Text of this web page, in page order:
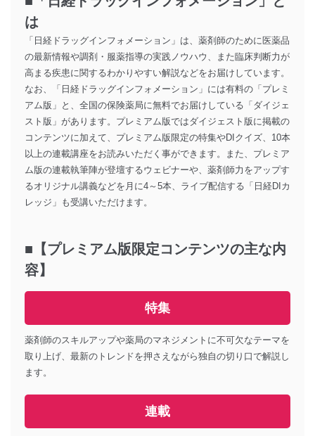
は
「日経ドラッグインフォメーション」は、薬剤師のために医薬品
の最新情報や調剤・服薬指導の実践ノウハウ、また臨床判断力が
高まる疾患に関するわかりやすい解説などをお届けしています。
なお、「日経ドラッグインフォメーション」には有料の「プレミ
アム版」と、全国の保険薬局に無料でお届けしている「ダイジェ
スト版」があります。プレミアム版ではダイジェスト版に掲載の
コンテンツに加えて、プレミアム版限定の特集やDIクイズ、10本
以上の連載講座をお読みいただく事ができます。また、プレミア
ム版の連載執筆陣が登壇するウェビナーや、薬剤師力をアップす
るオリジナル講義などを月に4～5本、ライブ配信する「日経DIカ
レッジ」も受講いただけます。
■【プレミアム版限定コンテンツの主な内
容】
特集
薬剤師のスキルアップや薬局のマネジメントに不可欠なテーマを
取り上げ、最新のトレンドを押さえながら独自の切り口で解説し
ます。
連載